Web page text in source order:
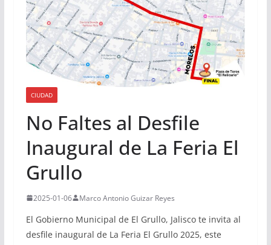
CIUDAD
No Faltes al Desfile
Inaugural de La Feria El
Grullo
2025-01-06 Marco Antonio Guizar Reyes
El Gobierno Municipal de El Grullo, Jalisco te invita al
desfile inaugural de La Feria El Grullo 2025, este